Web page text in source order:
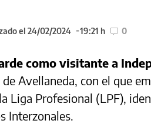
el 24/02/2024 19:21 h 0
como visitante a
Avellaneda, con el que
Liga Profesional (LPF),
Interzonales.